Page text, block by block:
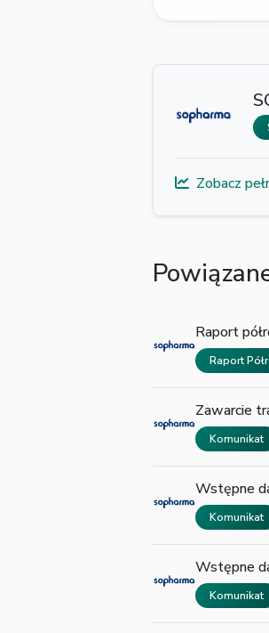
Zobacz
Raport
Raport
Zawarcie
Komunikat
Wstępne
Komunikat
Wstępne
Komunikat